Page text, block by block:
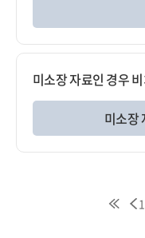
미소장 자료인 경우
미소장